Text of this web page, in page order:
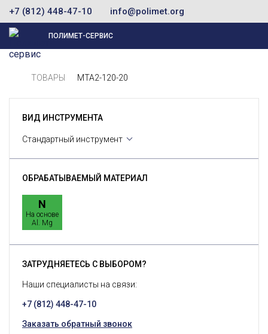
+7 (812) 448-47-10 info@polimet.org
ПОЛИМЕТ-СЕРВИС
ТОВАРЫ MTA2-120-20
ВИД ИНСТРУМЕНТА
Стандартный инструмент
ОБРАБАТЫВАЕМЫЙ МАТЕРИАЛ
N
На основе
Al. Mg
ЗАТРУДНЯЕТЕСЬ С ВЫБОРОМ?
Наши специалисты на связи:
+7 (812) 448-47-10
Заказать обратный звонок